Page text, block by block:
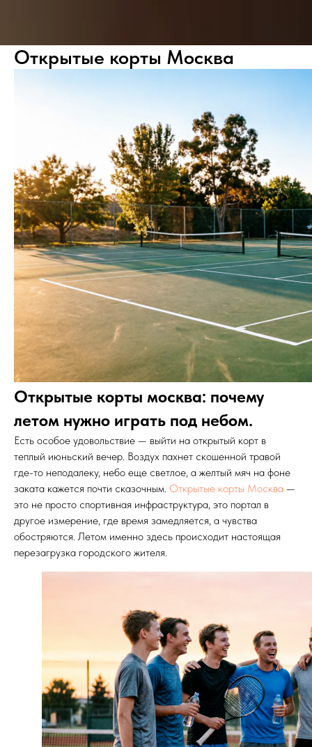
Открытые корты Москва
Открытые корты москва: почему
летом нужно играть под небом.
Есть особое удовольствие — выйти на открытый корт в
теплый июньский вечер. Воздух пахнет скошенной травой
где-то неподалеку, небо еще светлое, а желтый мяч на фоне
заката кажется почти сказочным. Открытые корты Москва —
это не просто спортивная инфраструктура, это портал в
другое измерение, где время замедляется, а чувства
обостряются. Летом именно здесь происходит настоящая
перезагрузка городского жителя.